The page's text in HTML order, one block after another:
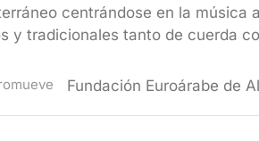
centrándose en la música
y tradicionales tanto de cuerda
Fundación Euroárabe de